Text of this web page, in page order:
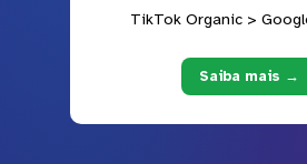
TikTok Organic >
Saiba mais →